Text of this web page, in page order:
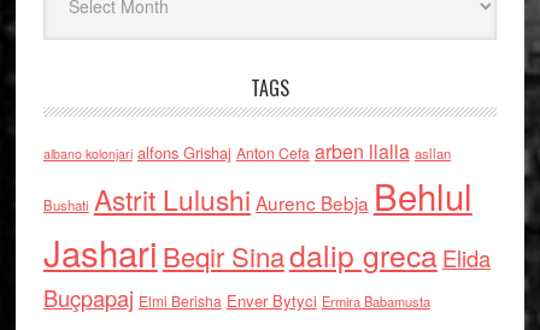
TAGS
albano kolonjari alfons Grishaj Anton Cefa arben llalla asllan
Bushati Astrit Lulushi Aurenc Bebja Behlul
Jashari Beqir Sinadalip grecaElida
Buçpapaj Elmi Berisha Enver Bytyci Ermira Babamusta